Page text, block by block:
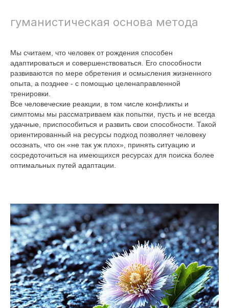
гуманистическая основа метода
Мы считаем, что человек от рождения способен
адаптироваться и совершенствоваться. Его способности
развиваются по мере обретения и осмысления жизненного
опыта, а позднее - с помощью целенаправленной
тренировки.
Все человеческие реакции, в том числе конфликты и
симптомы мы рассматриваем как попытки, пусть и не всегда
удачные, приспособиться и развить свои способности. Такой
ориентированный на ресурсы подход позволяет человеку
осознать, что он «не так уж плох», принять ситуацию и
сосредоточиться на имеющихся ресурсах для поиска более
оптимальных путей адаптации.